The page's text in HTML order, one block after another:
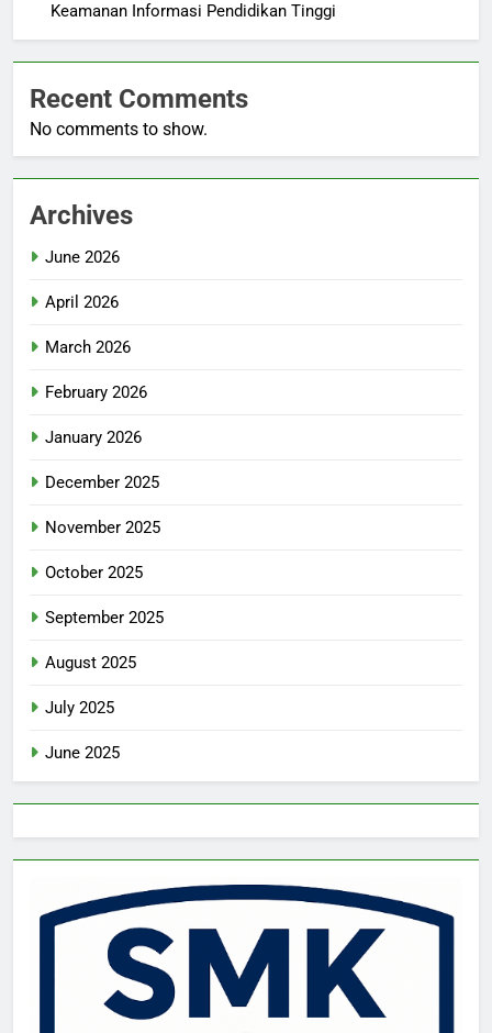
Keamanan Informasi Pendidikan Tinggi
Recent Comments
No comments to show.
Archives
June 2026
April 2026
March 2026
February 2026
January 2026
December 2025
November 2025
October 2025
September 2025
August 2025
July 2025
June 2025